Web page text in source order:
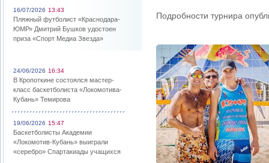
16/07/2026 13:43
Пляжный футболист «Краснодара-
ЮМР» Дмитрий Бушков удостоен
приза «Спорт Медиа Звезда»
24/06/2026 16:34
В Кропоткине состоялся мастер-
класс баскетболиста «Локомотива-
Кубань» Темирова
19/06/2026 15:47
Баскетболисты Академии
«Локомотив-Кубань» выиграли
«серебро» Спартакиады учащихся
Подробности турнира